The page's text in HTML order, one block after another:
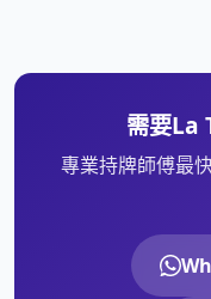
需要La
專業持牌師傅最